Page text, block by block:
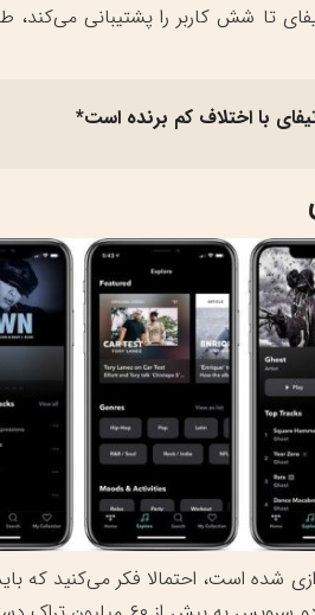
با اختلاف کم برنده است*
شده است، احتمالا فکر می‌کنید که